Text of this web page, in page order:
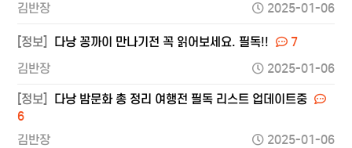
김반장
2025-01-06
[정보] 다낭 꽁까이 만나기전 꼭 읽어보세요. 필독!!
7
김반장
2025-01-06
[정보]
다낭 밤문화 총 정리 여행전 필독 리스트 업데이트중
6
김반장
2025-01-06